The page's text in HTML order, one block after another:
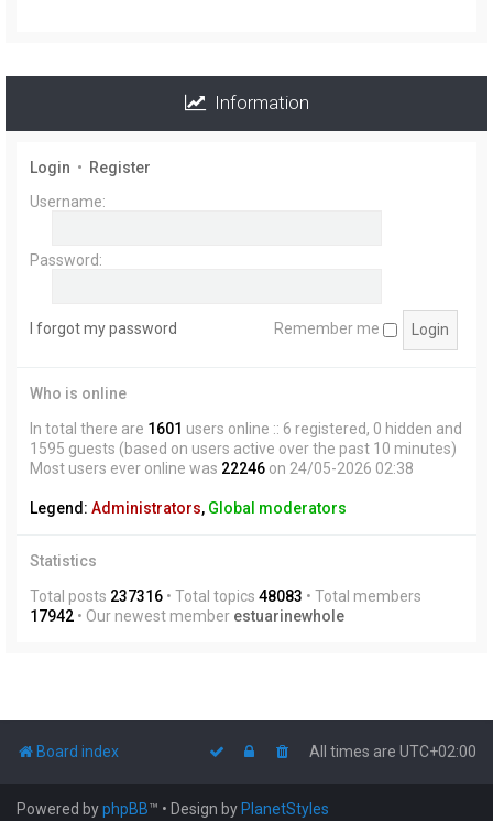
Information
Login • Register
Username:
Password:
I forgot my password Remember me
Who is online
In total there are 1601 users online :: 6 registered, 0 hidden and
1595 guests (based on users active over the past 10 minutes)
Most users ever online was 22246 on 24/05-2026 02:38
Legend: Administrators, Global moderators
Statistics
Total posts 237316 • Total topics 48083 • Total members
17942 • Our newest member estuarinewhole
Board index All times are UTC+02:00
Powered byphpBB™ • Design by PlanetStyles